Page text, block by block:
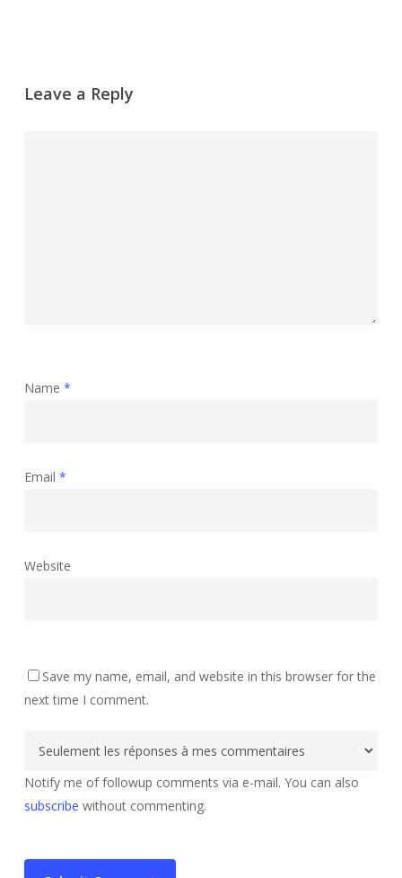
Leave a Reply
Name *
Email *
Website
Save my name, email, and website in this browser for the
next time I comment.
Notify me of followup comments via e-mail. You can also
subscribe without commenting.